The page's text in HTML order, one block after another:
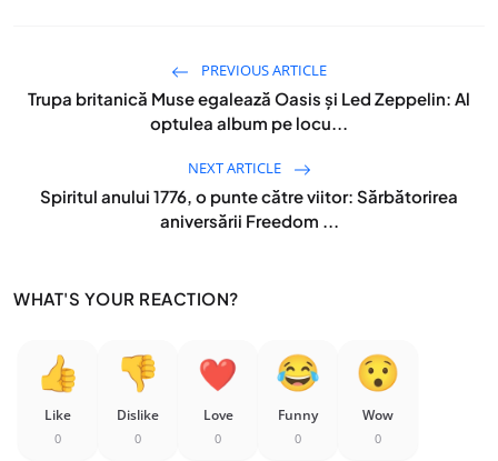
PREVIOUS ARTICLE
Trupa britanică Muse egalează Oasis și Led Zeppelin: Al
optulea album pe locu...
NEXT ARTICLE
Spiritul anului 1776, o punte către viitor: Sărbătorirea
aniversării Freedom ...
WHAT'S YOUR REACTION?
Like
0
Dislike
0
Love
0
Funny
0
Wow
0